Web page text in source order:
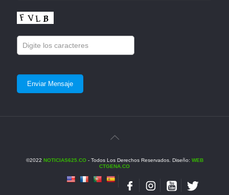
©2022 NOTICIAS625.CO- Todos Los Derechos Reservados. Diseño: WEB
CTGENA.CO